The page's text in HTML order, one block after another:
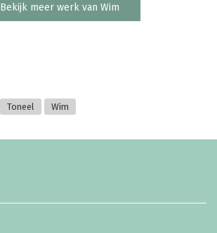
Bekijk meer werk van Wim
Toneel Wim